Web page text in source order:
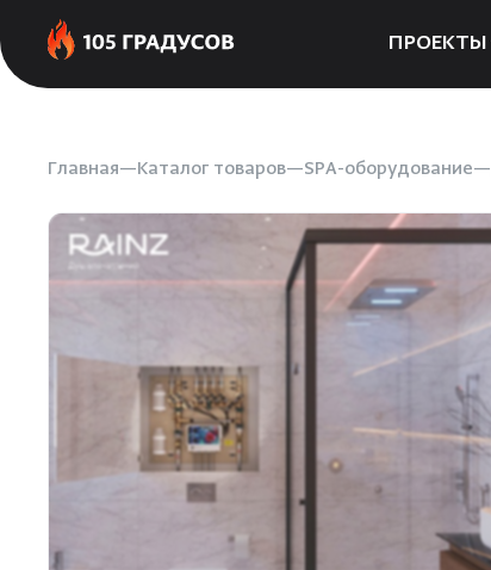
ПРОЕКТЫ
Главная Каталог товаров SPA-оборудование